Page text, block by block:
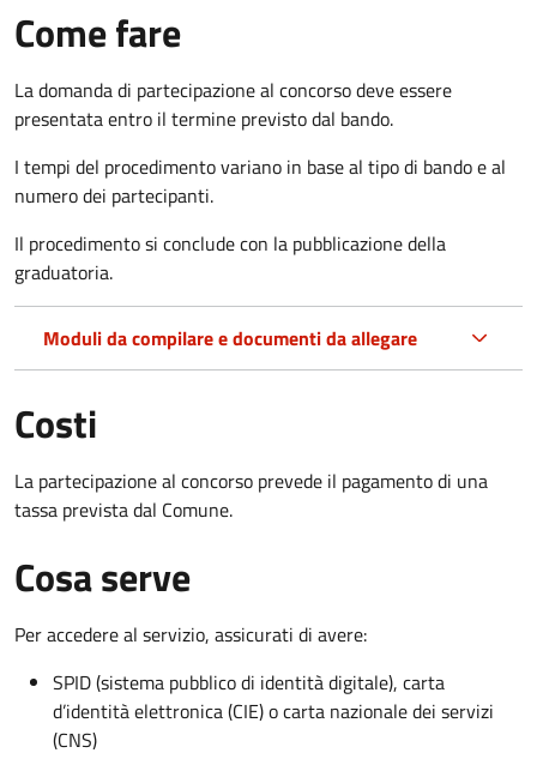
Come fare
La domanda di partecipazione al concorso deve essere
presentata entro il termine previsto dal bando.
I tempi del procedimento variano in base al tipo di bando e al
numero dei partecipanti.
Il procedimento si conclude con la pubblicazione della
graduatoria.
Moduli da compilare e documenti da allegare
Costi
La partecipazione al concorso prevede il pagamento di una
tassa prevista dal Comune.
Cosa serve
Per accedere al servizio, assicurati di avere:
SPID (sistema pubblico di identità digitale), carta
d’identità elettronica (CIE) o carta nazionale dei servizi
(CNS)